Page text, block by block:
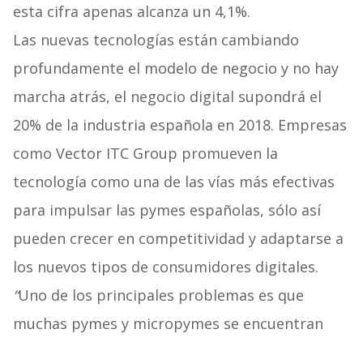
esta cifra apenas alcanza un 4,1%.
Las nuevas tecnologías están cambiando
profundamente el modelo de negocio y no hay
marcha atrás, el negocio digital supondrá el
20% de la industria española en 2018. Empresas
como Vector ITC Group promueven la
tecnología como una de las vías más efectivas
para impulsar las pymes españolas, sólo así
pueden crecer en competitividad y adaptarse a
los nuevos tipos de consumidores digitales.
“Uno de los principales problemas es que
muchas pymes y micropymes se encuentran